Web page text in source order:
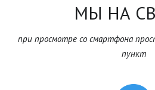
МЫ НА
при просмотре со смартфона
пункт